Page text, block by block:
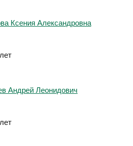
Ксения Александровна
Андрей Леонидович